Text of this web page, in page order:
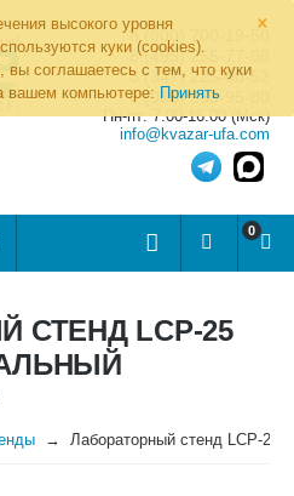
×
высокого уровня
куки (cookies).
вы соглашаетесь с тем, что куки
вашем компьютере: Принять
8 (800) 700-19-50
8 (495) 255-77-08
8 (347) 225-00-52
8 (986) 963-95-80
Пн-пт: 7.00-16.00 (Мск)
info@kvazar-ufa.com
0
СТЕНД LCP-25
Лабораторный стенд LCP-25